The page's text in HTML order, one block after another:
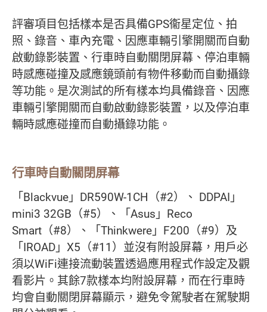
評審項目包括樣本是否具備GPS衞星定位、拍
照、錄音、車內充電、因應車輛引擎開關而自動
啟動錄影裝置、行車時自動關閉屏幕、停泊車輛
時感應碰撞及感應鏡頭前有物件移動而自動攝錄
等功能。是次測試的所有樣本均具備錄音、因應
車輛引擎開關而自動啟動錄影裝置，以及停泊車
輛時感應碰撞而自動攝錄功能。
行車時自動關閉屏幕
「Blackvue」DR590W-1CH（#2）、 DDPAI」
mini3 32GB（#5）、「Asus」Reco
Smart（#8）、「Thinkwere」F200（#9）及
「IROAD」X5（#11）並沒有附設屏幕，用戶必
須以WiFi連接流動裝置透過應用程式作設定及觀
看影片。其餘7款樣本均附設屏幕，而在行車時
均會自動關閉屏幕顯示，避免令駕駛者在駕駛期